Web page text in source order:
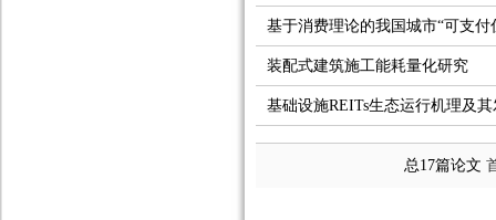
基于消费理论的我国城市“可支
装配式建筑施工能耗量化研究
基础设施REITs生态运行机理及
总17篇论文